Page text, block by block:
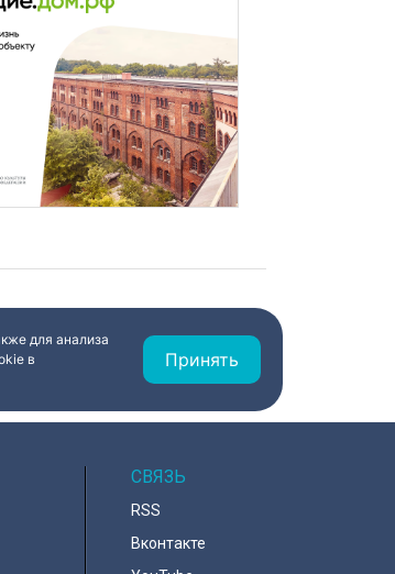
для анализа
в
Принять
СВЯЗЬ
RSS
Вконтакте